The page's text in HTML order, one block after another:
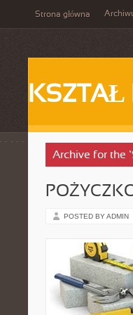
Strona główna
KSZTAŁ
Archive for the
POSTED BY ADMIN